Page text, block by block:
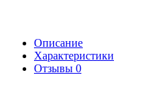
Описание
Характеристики
Отзывы 0